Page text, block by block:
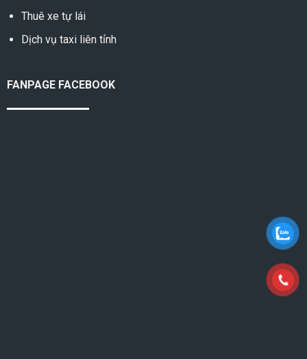
Thuê xe tự lái
Dịch vụ taxi liên tỉnh
FANPAGE FACEBOOK